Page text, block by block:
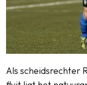
Als scheidsrechter